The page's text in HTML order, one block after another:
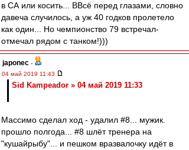
в СА или косить... ВВсё перед глазами, словно
давеча случилось, а уж 40 годков пролетело
как один... Но чемпионство 79 встречал-
отмечал рядом с танком!)))
japonec -
04 май 2019 11:43
Sid Kampeador » 04 май 2019 11:33
Массимо сделал ход - удалил #8... мужик.
прошло полгода... #8 шлёт тренера на
"кушайрыбу"... и пешком вразвалочку идёт в